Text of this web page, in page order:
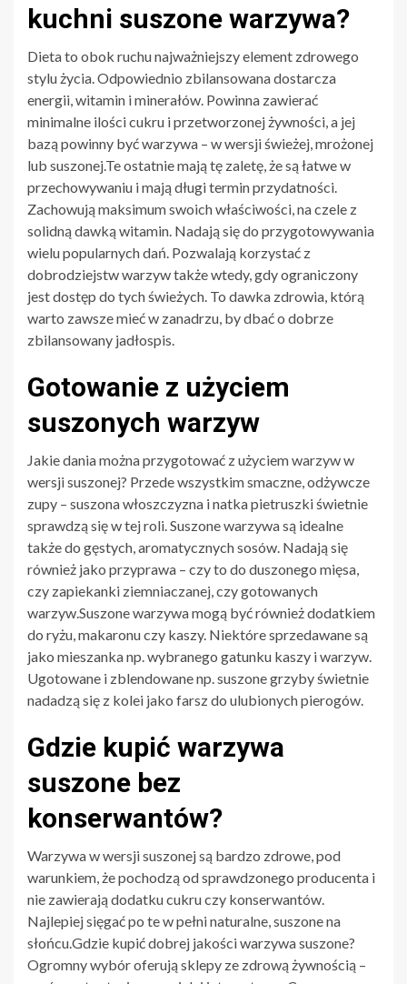
kuchni suszone warzywa?
Dieta to obok ruchu najważniejszy element zdrowego
stylu życia. Odpowiednio zbilansowana dostarcza
energii, witamin i minerałów. Powinna zawierać
minimalne ilości cukru i przetworzonej żywności, a jej
bazą powinny być warzywa – w wersji świeżej, mrożonej
lub suszonej.Te ostatnie mają tę zaletę, że są łatwe w
przechowywaniu i mają długi termin przydatności.
Zachowują maksimum swoich właściwości, na czele z
solidną dawką witamin. Nadają się do przygotowywania
wielu popularnych dań. Pozwalają korzystać z
dobrodziejstw warzyw także wtedy, gdy ograniczony
jest dostęp do tych świeżych. To dawka zdrowia, którą
warto zawsze mieć w zanadrzu, by dbać o dobrze
zbilansowany jadłospis.
Gotowanie z użyciem
suszonych warzyw
Jakie dania można przygotować z użyciem warzyw w
wersji suszonej? Przede wszystkim smaczne, odżywcze
zupy – suszona włoszczyzna i natka pietruszki świetnie
sprawdzą się w tej roli. Suszone warzywa są idealne
także do gęstych, aromatycznych sosów. Nadają się
również jako przyprawa – czy to do duszonego mięsa,
czy zapiekanki ziemniaczanej, czy gotowanych
warzyw.Suszone warzywa mogą być również dodatkiem
do ryżu, makaronu czy kaszy. Niektóre sprzedawane są
jako mieszanka np. wybranego gatunku kaszy i warzyw.
Ugotowane i zblendowane np. suszone grzyby świetnie
nadadzą się z kolei jako farsz do ulubionych pierogów.
Gdzie kupić warzywa
suszone bez
konserwantów?
Warzywa w wersji suszonej są bardzo zdrowe, pod
warunkiem, że pochodzą od sprawdzonego producenta i
nie zawierają dodatku cukru czy konserwantów.
Najlepiej sięgać po te w pełni naturalne, suszone na
słońcu.Gdzie kupić dobrej jakości warzywa suszone?
Ogromny wybór oferują sklepy ze zdrową żywnością –